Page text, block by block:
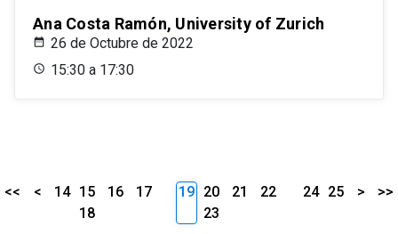
Ana Costa Ramón, University of Zurich
26 de Octubre de 2022
15:30 a 17:30
<< < 14 15 16
17
18
19 20 21
22
23
24 25 > >>